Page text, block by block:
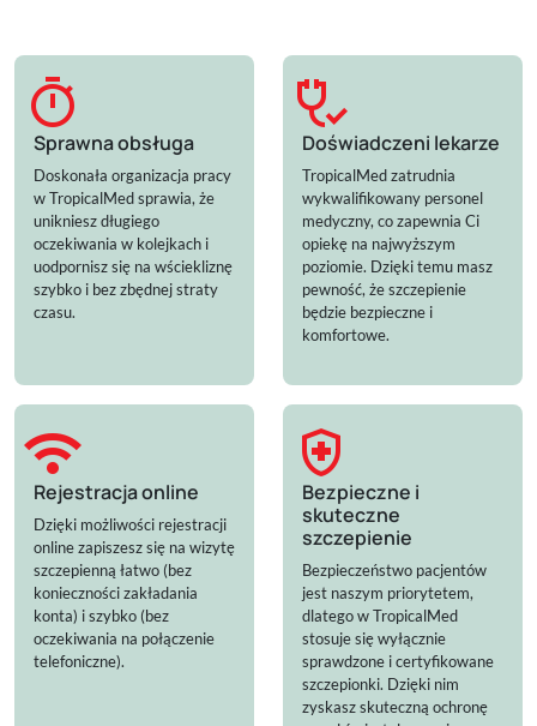
timer
Sprawna obsługa
Doskonała organizacja pracy
w TropicalMed sprawia, że
unikniesz długiego
oczekiwania w kolejkach i
uodpornisz się na wściekliznę
szybko i bez zbędnej straty
czasu.
stethoscope_check
Doświadczeni lekarze
TropicalMed zatrudnia
wykwalifikowany personel
medyczny, co zapewnia Ci
opiekę na najwyższym
poziomie. Dzięki temu masz
pewność, że szczepienie
będzie bezpieczne i
komfortowe.
wifi
Rejestracja online
Dzięki możliwości rejestracji
online zapiszesz się na wizytę
szczepienną łatwo (bez
konieczności zakładania
konta) i szybko (bez
oczekiwania na połączenie
telefoniczne).
health_and_safety
Bezpieczne i
skuteczne
szczepienie
Bezpieczeństwo pacjentów
jest naszym priorytetem,
dlatego w TropicalMed
stosuje się wyłącznie
sprawdzone i certyfikowane
szczepionki. Dzięki nim
zyskasz skuteczną ochronę